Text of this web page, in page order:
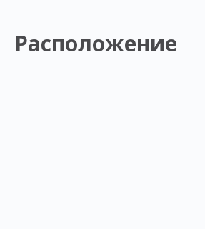
Расположение